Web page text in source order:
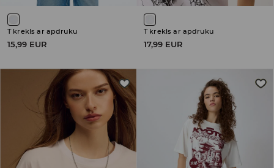
T krekls ar apdruku
15,99 EUR
T krekls ar apdruku
17,99 EUR